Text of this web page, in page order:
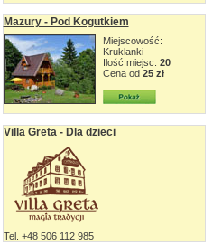
Mazury - Pod Kogutkiem
Miejscowość:
Kruklanki
Ilość miejsc: 20
Cena od 25 zł
Villa Greta - Dla dzieci
Tel. +48 506 112 985